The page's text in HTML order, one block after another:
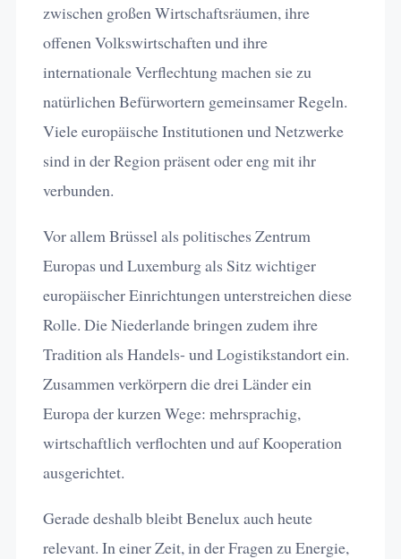
zwischen großen Wirtschaftsräumen, ihre
offenen Volkswirtschaften und ihre
internationale Verflechtung machen sie zu
natürlichen Befürwortern gemeinsamer Regeln.
Viele europäische Institutionen und Netzwerke
sind in der Region präsent oder eng mit ihr
verbunden.
Vor allem Brüssel als politisches Zentrum
Europas und Luxemburg als Sitz wichtiger
europäischer Einrichtungen unterstreichen diese
Rolle. Die Niederlande bringen zudem ihre
Tradition als Handels- und Logistikstandort ein.
Zusammen verkörpern die drei Länder ein
Europa der kurzen Wege: mehrsprachig,
wirtschaftlich verflochten und auf Kooperation
ausgerichtet.
Gerade deshalb bleibt Benelux auch heute
relevant. In einer Zeit, in der Fragen zu Energie,